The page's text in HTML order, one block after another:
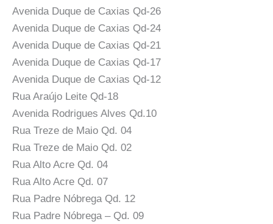
Avenida Duque de Caxias Qd-26
Avenida Duque de Caxias Qd-24
Avenida Duque de Caxias Qd-21
Avenida Duque de Caxias Qd-17
Avenida Duque de Caxias Qd-12
Rua Araújo Leite Qd-18
Avenida Rodrigues Alves Qd.10
Rua Treze de Maio Qd. 04
Rua Treze de Maio Qd. 02
Rua Alto Acre Qd. 04
Rua Alto Acre Qd. 07
Rua Padre Nóbrega Qd. 12
Rua Padre Nóbrega – Qd. 09